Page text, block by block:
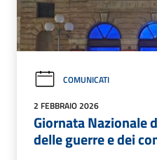
COMUNICATI
2 FEBBRAIO 2026
Giornata Nazionale
delle guerre e dei